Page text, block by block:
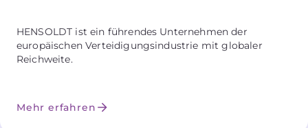
HENSOLDT ist ein führendes Unternehmen der
europäischen Verteidigungsindustrie mit globaler
Reichweite.
Mehr erfahren